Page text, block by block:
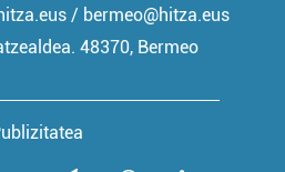
/ bermeo@hitza.eus
48370, Bermeo